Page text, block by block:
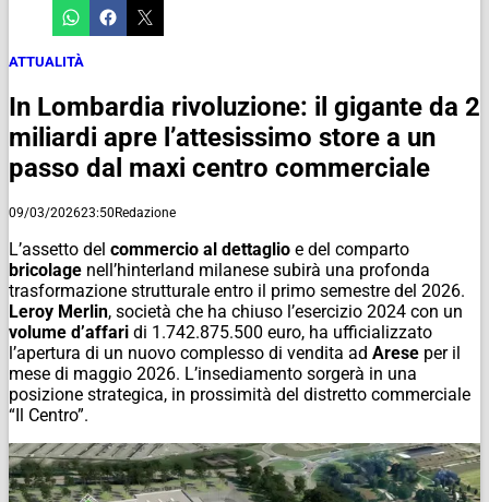
ATTUALITÀ
In Lombardia rivoluzione: il gigante da 2
miliardi apre l’attesissimo store a un
passo dal maxi centro commerciale
09/03/202623:50Redazione
L’assetto del commercio al dettaglio e del comparto
bricolage nell’hinterland milanese subirà una profonda
trasformazione strutturale entro il primo semestre del 2026.
Leroy Merlin, società che ha chiuso l’esercizio 2024 con un
volume d’affari di 1.742.875.500 euro, ha ufficializzato
l’apertura di un nuovo complesso di vendita ad Arese per il
mese di maggio 2026. L’insediamento sorgerà in una
posizione strategica, in prossimità del distretto commerciale
“Il Centro”.